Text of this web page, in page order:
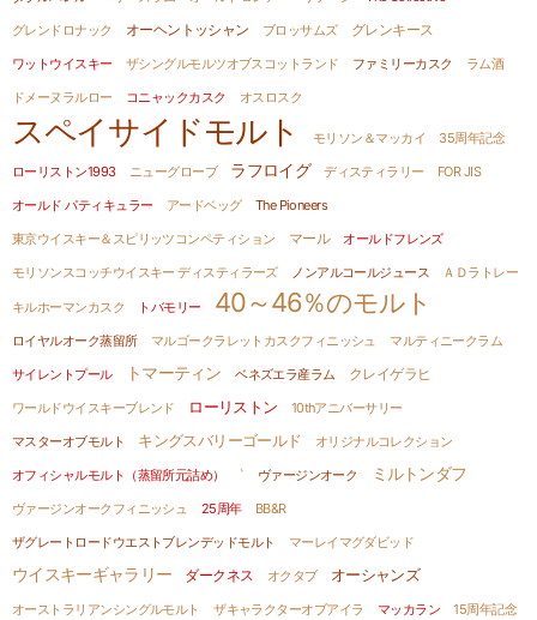
グレンドロナック
オーヘントッシャン ブロッサムズ グレンキース
ワットウイスキー ザシングルモルツオブスコットランド ファミリーカスク
ラム酒
ドメーヌラルロー
コニャックカスク オスロスク
スペイサイドモルト モリソン＆マッカイ
35周年記念
ローリストン1993
ニューグローブ ラフロイグ ディスティラリー
FOR JIS
オールド パティキュラー
アードベッグ
The Pioneers
東京ウイスキー＆スピリッツコンペティション
マール
オールドフレンズ
モリソンスコッチウイスキー ディスティラーズ
ノンアルコールジュース ＡＤラトレー
キルホーマンカスク トバモリー 40～46％のモルト
ロイヤルオーク蒸留所 マルゴークラレットカスクフィニッシュ
マルティニークラム
サイレントプール
トマーティン ベネズエラ産ラム
クレイゲラヒ
ワールドウイスキーブレンド
ローリストン
10thアニバーサリー
マスターオブモルト
キングスバリーゴールド
オリジナルコレクション
オフィシャルモルト（蒸留所元詰め）
` ヴァージンオーク ミルトンダフ
ヴァージンオークフィニッシュ 25周年
BB&R
ザグレートロードウエストブレンデッドモルト
マーレイマグダビッド
ウイスキーギャラリー ダークネス オクタブ オーシャンズ
オーストラリアンシングルモルト ザキャラクターオブアイラ マッカラン
15周年記念